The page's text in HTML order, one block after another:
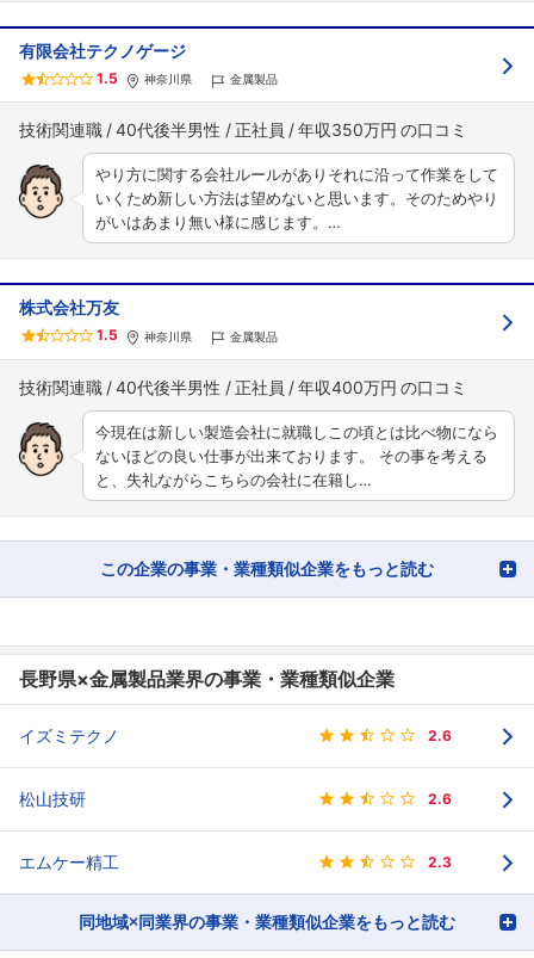
有限会社テクノゲージ
1.5 神奈川県 金属製品
技術関連職 40代後半男性 正社員 年収350万円
やり方に関する会社ルールがありそれに沿って作業をして
いくため新しい方法は望めないと思います。そのためやり
がいはあまり無い様に感じます。…
株式会社万友
1.5 神奈川県 金属製品
技術関連職 40代後半男性 正社員 年収400万円
今現在は新しい製造会社に就職しこの頃とは比べ物になら
ないほどの良い仕事が出来ております。 その事を考える
と、失礼ながらこちらの会社に在籍し…
この企業の事業・業種類似企業をもっと読む
長野県×金属製品業界の事業・業種類似企業
イズミテクノ 2.6
松山技研 2.6
エムケー精工 2.3
同地域×同業界の事業・業種類似企業をもっと読む